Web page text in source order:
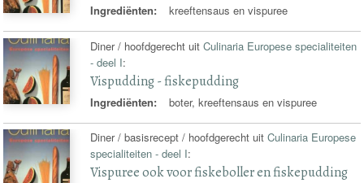
Ingrediënten: kreeftensaus en vispuree
Diner / hoofdgerecht uitCulinaria Europese specialiteiten
- deel I:
Vispudding - fiskepudding
Ingrediënten: boter, kreeftensaus en vispuree
Diner / basisrecept / hoofdgerecht uitCulinaria Europese
specialiteiten - deel I:
Vispuree ook voor fiskeboller en fiskepudding